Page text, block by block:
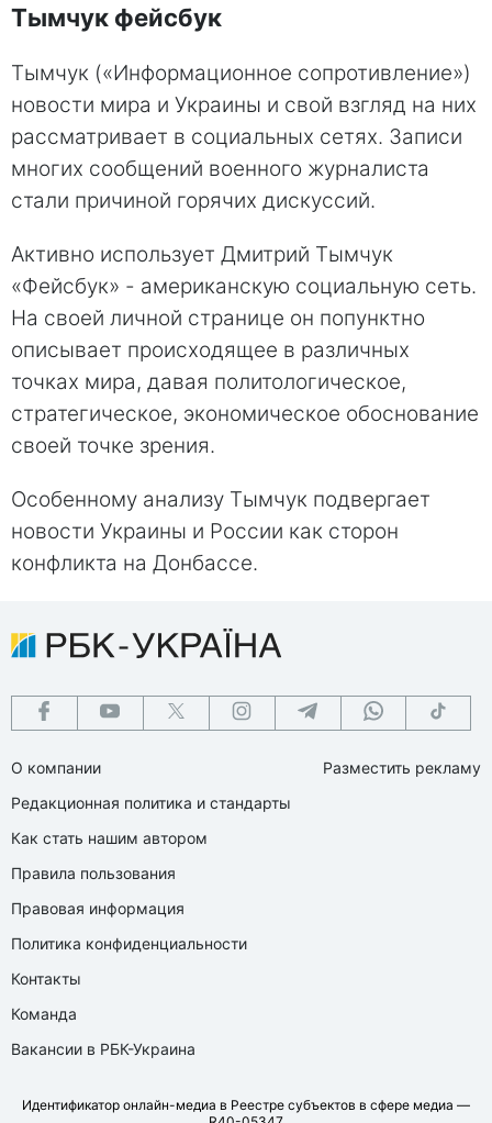
Тымчук фейсбук
Тымчук («Информационное сопротивление»)
новости мира и Украины и свой взгляд на них
рассматривает в социальных сетях. Записи
многих сообщений военного журналиста
стали причиной горячих дискуссий.
Активно использует Дмитрий Тымчук
«Фейсбук» - американскую социальную сеть.
На своей личной странице он попунктно
описывает происходящее в различных
точках мира, давая политологическое,
стратегическое, экономическое обоснование
своей точке зрения.
Особенному анализу Тымчук подвергает
новости Украины и России как сторон
конфликта на Донбассе.
О компании
Редакционная политика и стандарты
Как стать нашим автором
Правила пользования
Правовая информация
Политика конфиденциальности
Контакты
Команда
Вакансии в РБК-Украина
Разместить рекламу
Идентификатор онлайн-медиа в Реестре субъектов в сфере медиа —